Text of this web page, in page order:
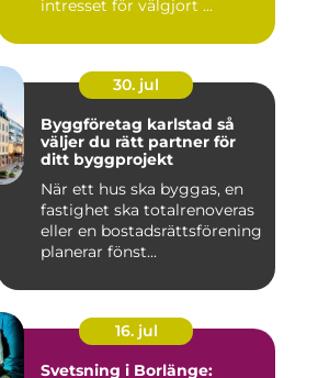
intresset för välgjort ...
30. jul
Byggföretag karlstad så
väljer du rätt partner för
ditt byggprojekt
När ett hus ska byggas, en
fastighet ska totalrenoveras
eller en bostadsrättsförening
planerar fönst...
16. jul
Svetsning i Borlänge: